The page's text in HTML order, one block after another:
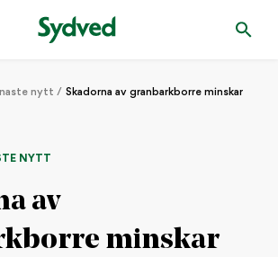
nytt Skadorna av granbarkborre minskar
NYTT
av
minskar